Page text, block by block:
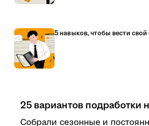
5 навыков, чтобы вести свой
25 вариантов подработки
Собрали сезонные и